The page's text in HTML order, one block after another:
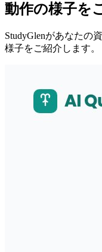
動作の様子を
StudyGlenがあなたの
様子をご紹介します。